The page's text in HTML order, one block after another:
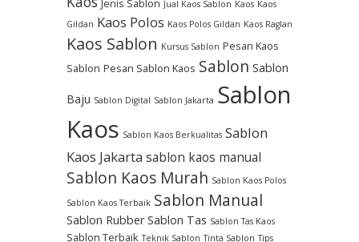
Jenis Sablon Jual Kaos Sablon Kaos Kaos
Gildan Kaos Polos Kaos Polos Gildan Kaos Raglan
Kaos Sablon Kursus Sablon Pesan Kaos
Sablon Pesan Sablon Kaos Sablon Sablon
Baju Sablon Digital Sablon Jakarta Sablon
Kaos Sablon Kaos Berkualitas Sablon
Kaos Jakarta sablon kaos manual
Sablon Kaos Murah Sablon Kaos Polos
Sablon Kaos Terbaik Sablon Manual
Sablon Rubber Sablon Tas Sablon Tas Kaos
Sablon Terbaik Teknik Sablon Tinta Sablon Tips